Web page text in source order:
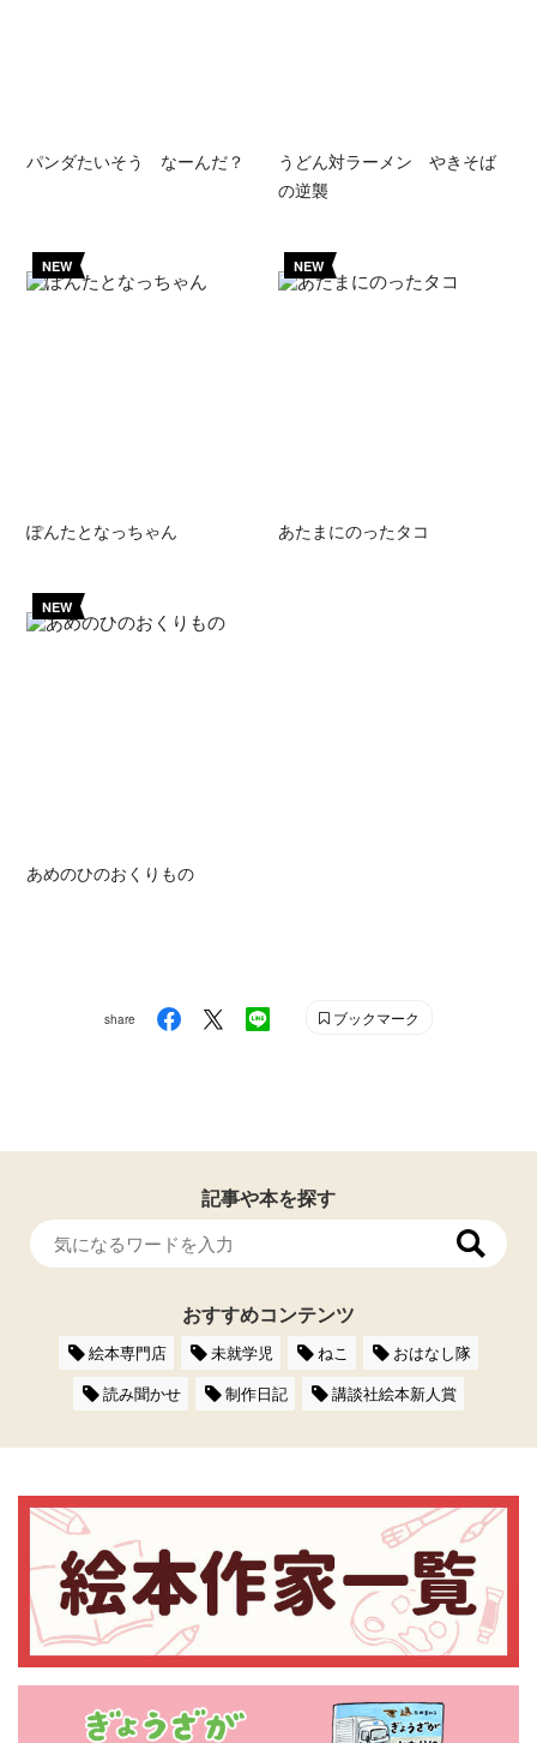
パンダたいそう なーんだ？
うどん対ラーメン やきそば
の逆襲
NEW
ぽんたとなっちゃん
NEW
あたまにのったタコ
NEW
あめのひのおくりもの
share ブックマーク
記事や本を探す
おすすめコンテンツ
絵本専門店 未就学児 ねこ
おはなし隊
読み聞かせ
制作日記 講談社絵本新人賞